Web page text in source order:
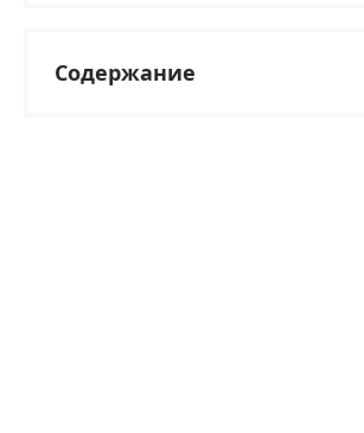
Содержание